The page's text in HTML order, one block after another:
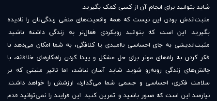
شاید بتوانید برای انجام آن از کسی کمک بگیرید.
مثبت‌اندش بودن این نیست که همه واقعیت‌های منفی زندگی‌تان را نادیده
بگیرید. این است که بتوانید رویکردی فعال‌تر به زندگی داشته باشید.
مثبت‌اندیشی به جای احساسی ناامیدی یا کلافگی، به شما امکان می‌دهد با
فکر کردن به راه‌های موثر برای حل مشکل و پیدا کردن راهکارهای خلاقانه، با
چالش‌های زندگی روبه‌رو شوید. شاید آسان نباشد، اما تاثیر مثبتی که بر
سلامت فکری، احساسی و جسمی شما می‌گذارد، ارزشش را خواهد داشت.
نیازمند این است که صبور باشید و تمرین کنید. این فرایند را نمی‌توانید قدم